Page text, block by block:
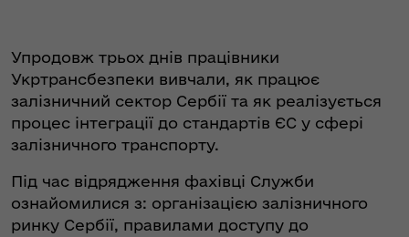
Упродовж трьох днів працівники
Укртрансбезпеки вивчали, як працює
залізничний сектор Сербії та як реалізується
процес інтеграції до стандартів ЄС у сфері
залізничного транспорту.
Під час відрядження фахівці Служби
ознайомилися з: організацією залізничного
ринку Сербії, правилами доступу до